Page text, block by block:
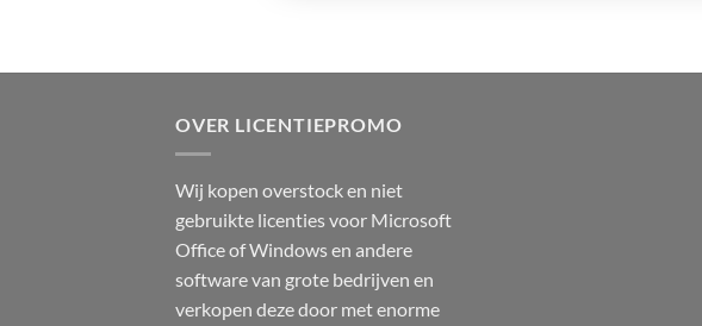
OVER LICENTIEPROMO
Wij kopen overstock en niet
gebruikte licenties voor Microsoft
Office of Windows en andere
software van grote bedrijven en
verkopen deze door met enorme